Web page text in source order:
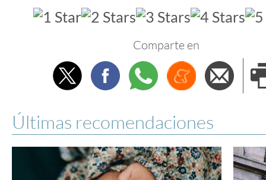
Comparte en
TwitterFacebookWhatsappMenéame
Últimas recomendaciones